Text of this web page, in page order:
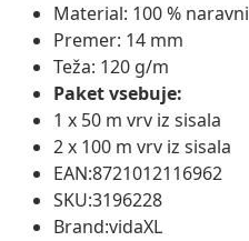
Material: 100 %
Premer: 14 mm
Teža: 120 g/m
Paket vsebuje:
1 x 50 m vrv iz sisala
2 x 100 m vrv iz sisala
EAN:8721012116962
SKU:3196228
Brand:vidaXL